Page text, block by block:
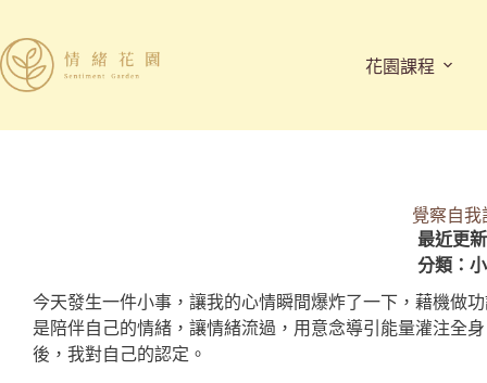
花園課程
覺察自我
最近更
分類：
今天發生一件小事，讓我的心情瞬間爆炸了一下，藉機做
是陪伴自己的情緒，讓情緒流過，用意念導引能量灌注全
後，我對自己的認定。